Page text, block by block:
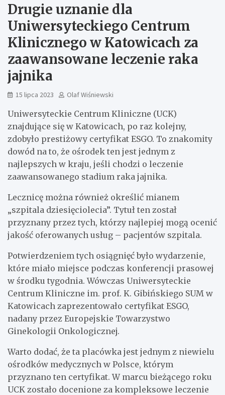
Drugie uznanie dla
Uniwersyteckiego Centrum
Klinicznego w Katowicach za
zaawansowane leczenie raka
jajnika
15 lipca 2023 Olaf Wiśniewski
Uniwersyteckie Centrum Kliniczne (UCK)
znajdujące się w Katowicach, po raz kolejny,
zdobyło prestiżowy certyfikat ESGO. To znakomity
dowód na to, że ośrodek ten jest jednym z
najlepszych w kraju, jeśli chodzi o leczenie
zaawansowanego stadium raka jajnika.
Lecznicę można również określić mianem
„szpitala dziesięciolecia”. Tytuł ten został
przyznany przez tych, którzy najlepiej mogą ocenić
jakość oferowanych usług – pacjentów szpitala.
Potwierdzeniem tych osiągnięć było wydarzenie,
które miało miejsce podczas konferencji prasowej
w środku tygodnia. Wówczas Uniwersyteckie
Centrum Kliniczne im. prof. K. Gibińskiego SUM w
Katowicach zaprezentowało certyfikat ESGO,
nadany przez Europejskie Towarzystwo
Ginekologii Onkologicznej.
Warto dodać, że ta placówka jest jednym z niewielu
ośrodków medycznych w Polsce, którym
przyznano ten certyfikat. W marcu bieżącego roku
UCK zostało docenione za kompleksowe leczenie